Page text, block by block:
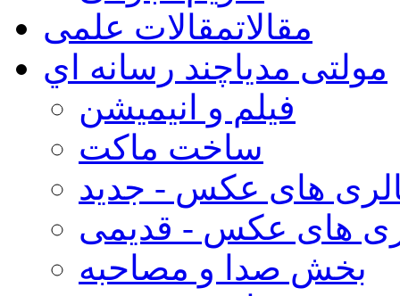
مقالاتمقالات علمی
مولتی مدیاچند رسانه اي
فیلم و انیمیشن
ساخت ماکت
های عکس - جدید
های عکس - قدیمی
بخش صدا و مصاحبه